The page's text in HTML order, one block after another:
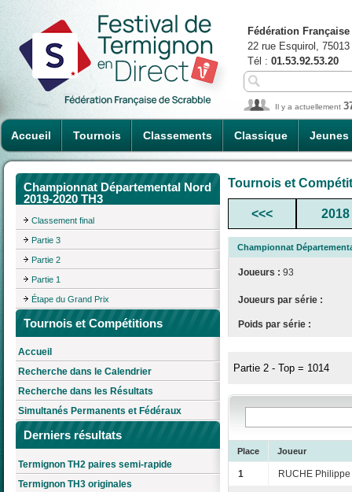
Accueil Tournois Classements Classique Jeunes
Fédération
22 rue Esquirol,
Tél : 01.53.92.53.20
Il y a actuellement
Championnat Départemental Nord
2019-2020 TH3
Classement final
Partie 3
Partie 2
Partie 1
Étape du Grand Prix
Tournois et Compétitions
Accueil
Recherche dans le Calendrier
Recherche dans les Résultats
Simultanés Permanents et Fédéraux
Derniers résultats
Termignon TH2 paires semi-rapide
Termignon TH3 originales
Tournois et
<<< 2018
Championnat
Joueurs : 93
Joueurs par série :
Poids par série :
Partie 2 - Top = 1014
Place Joueur
1 RUCHE Philippe